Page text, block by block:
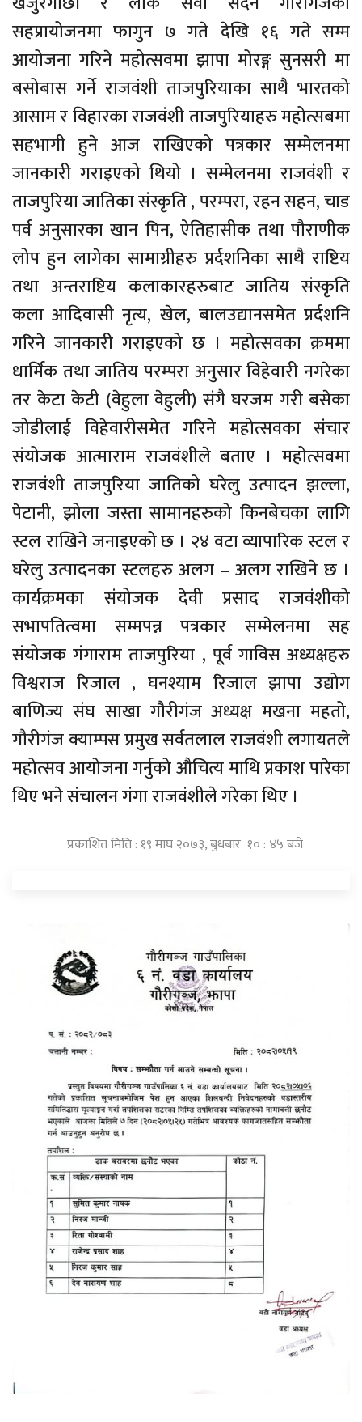
सहप्रायोजनमा फागुन ७ गते देखि १६ गते सम्म
आयोजना गरिने महोत्सवमा झापा मोरङ्ग सुनसरी मा
बसोबास गर्ने राजवंशी ताजपुरियाका साथै भारतको
आसाम र विहारका राजवंशी ताजपुरियाहरु महोत्सबमा
सहभागी हुने आज राखिएको पत्रकार सम्मेलनमा
जानकारी गराइएको थियो । सम्मेलनमा राजवंशी र
ताजपुरिया जातिका संस्कृति , परम्परा, रहन सहन, चाड
पर्व अनुसारका खान पिन, ऐतिहासीक तथा पौराणीक
लोप हुन लागेका सामाग्रीहरु प्रर्दशनिका साथै राष्टिय
तथा अन्तराष्टिय कलाकारहरुबाट जातिय संस्कृति
कला आदिवासी नृत्य, खेल, बालउद्यानसमेत प्रर्दशनि
गरिने जानकारी गराइएको छ । महोत्सवका क्रममा
धार्मिक तथा जातिय परम्परा अनुसार विहेवारी नगरेका
तर केटा केटी (वेहुला वेहुली) संगै घरजम गरी बसेका
जोडीलाई विहेवारीसमेत गरिने महोत्सवका संचार
संयोजक आत्माराम राजवंशीले बताए । महोत्सवमा
राजवंशी ताजपुरिया जातिको घरेलु उत्पादन झल्ला,
पेटानी, झोला जस्ता सामानहरुको किनबेचका लागि
स्टल राखिने जनाइएको छ । २४ वटा व्यापारिक स्टल र
घरेलु उत्पादनका स्टलहरु अलग – अलग राखिने छ ।
कार्यक्रमका संयोजक देवी प्रसाद राजवंशीको
सभापतित्वमा सम्मपन्न पत्रकार सम्मेलनमा सह
संयोजक गंगाराम ताजपुरिया , पूर्व गाविस अध्यक्षहरु
विश्वराज रिजाल , घनश्याम रिजाल झापा उद्योग
बाणिज्य संघ साखा गौरीगंज अध्यक्ष मखना महतो,
गौरीगंज क्याम्पस प्रमुख सर्वतलाल राजवंशी लगायतले
महोत्सव आयोजना गर्नुको औचित्य माथि प्रकाश पारेका
थिए भने संचालन गंगा राजवंशीले गरेका थिए ।
प्रकाशित मिति : १९ माघ २०७३, बुधबार १० : ४५ बजे